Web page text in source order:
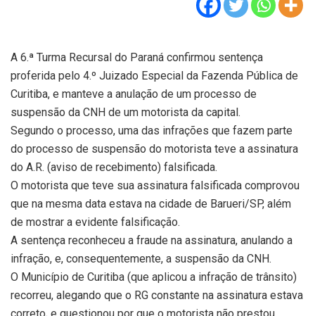
A 6.ª Turma Recursal do Paraná confirmou sentença
proferida pelo 4.º Juizado Especial da Fazenda Pública de
Curitiba, e manteve a anulação de um processo de
suspensão da CNH de um motorista da capital.
Segundo o processo, uma das infrações que fazem parte
do processo de suspensão do motorista teve a assinatura
do A.R. (aviso de recebimento) falsificada.
O motorista que teve sua assinatura falsificada comprovou
que na mesma data estava na cidade de Barueri/SP, além
de mostrar a evidente falsificação.
A sentença reconheceu a fraude na assinatura, anulando a
infração, e, consequentemente, a suspensão da CNH.
O Município de Curitiba (que aplicou a infração de trânsito)
recorreu, alegando que o RG constante na assinatura estava